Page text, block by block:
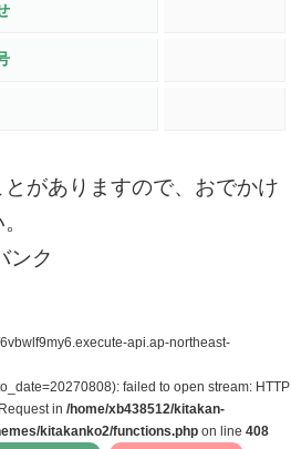
がありますので、おでかけ
ンク
api.ap-northeast-
failed to open stream: HTTP
in /home/xb438512/kitakan-
kitakanko2/functions.php on line 408